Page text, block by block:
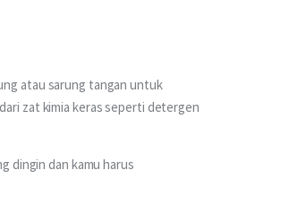
atau sarung tangan untuk
zat kimia keras seperti detergen
dingin dan kamu harus